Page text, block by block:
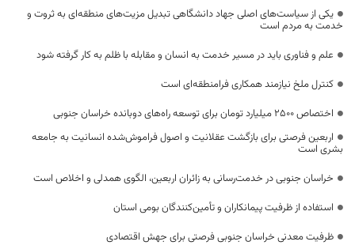
یکی از سیاست‌های اصلی جهاد دانشگاهی تبدیل مزیت‌های منطقه‌ای به ثروت و
خدمت به مردم است
علم و فناوری باید در مسیر خدمت به انسان و مقابله با ظلم به کار گرفته شود
کنترل ملخ نیازمند همکاری فرامنطقه‌ای است
اختصاص 2500 میلیارد تومان برای توسعه راه‌های دوبانده خراسان جنوبی
اربعین فرصتی برای بازگشت عقلانیت و اصول فراموش‌شده انسانیت به جامعه
بشری است
خراسان جنوبی در خدمت‌رسانی به زائران اربعین، الگوی همدلی و اخلاص است
استفاده از ظرفیت پیمانکاران و تأمین‌کنندگان بومی استان
ظرفیت معدنی خراسان جنوبی فرصتی برای جهش اقتصادی